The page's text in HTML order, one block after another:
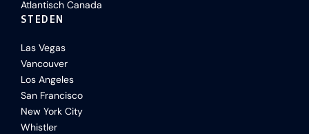
Atlantisch Canada
STEDEN
Las Vegas
Vancouver
Los Angeles
San Francisco
New York City
Whistler